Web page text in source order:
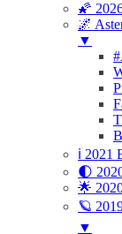
🌠
🌌
▼
ℹ️ 2021
🌓
🌟
🪐
▼